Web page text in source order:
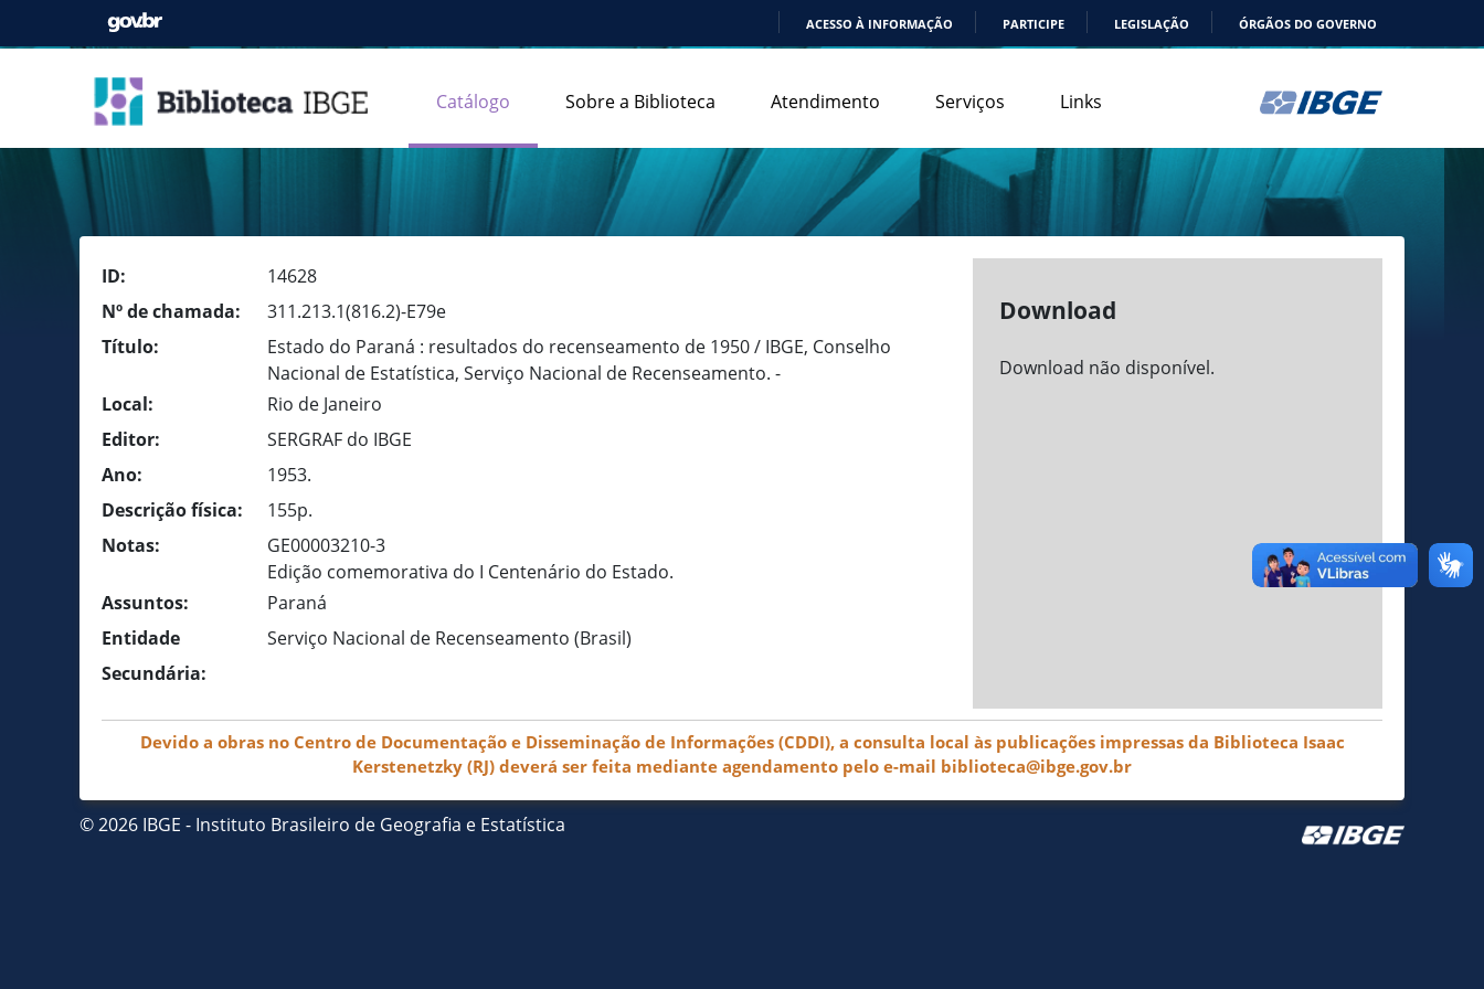
ACESSO À INFORMAÇÃO PARTICIPE LEGISLAÇÃO ÓRGÃOS DO GOVERNO
Catálogo Sobre a Biblioteca Atendimento Serviços Links
ID:
14628
Nº de chamada:
311.213.1(816.2)-E79e
Título:
Estado do Paraná : resultados do recenseamento de 1950 / IBGE, Conselho
Nacional de Estatística, Serviço Nacional de Recenseamento. -
Local:
Rio de Janeiro
Editor:
SERGRAF do IBGE
Ano:
1953.
Descrição física:
155p.
Notas:
GE00003210-3
Edição comemorativa do I Centenário do Estado.
Assuntos:
Paraná
Entidade
Secundária:
Serviço Nacional de Recenseamento (Brasil)
Download
Download não disponível.
Devido a obras no Centro de Documentação e Disseminação de Informações (CDDI), a consulta local às publicações impressas da Biblioteca Isaac
Kerstenetzky (RJ) deverá ser feita mediante agendamento pelo e-mail biblioteca@ibge.gov.br
© 2026 IBGE - Instituto Brasileiro de Geografia e Estatística